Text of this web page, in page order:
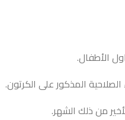
الأطفال.
المذكور على الكرتون.
من ذلك الشهر.